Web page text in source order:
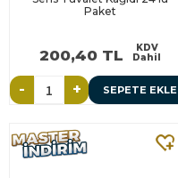
Paket
200,40 TL
KDV
Dahil
- + SEPETE EKLE